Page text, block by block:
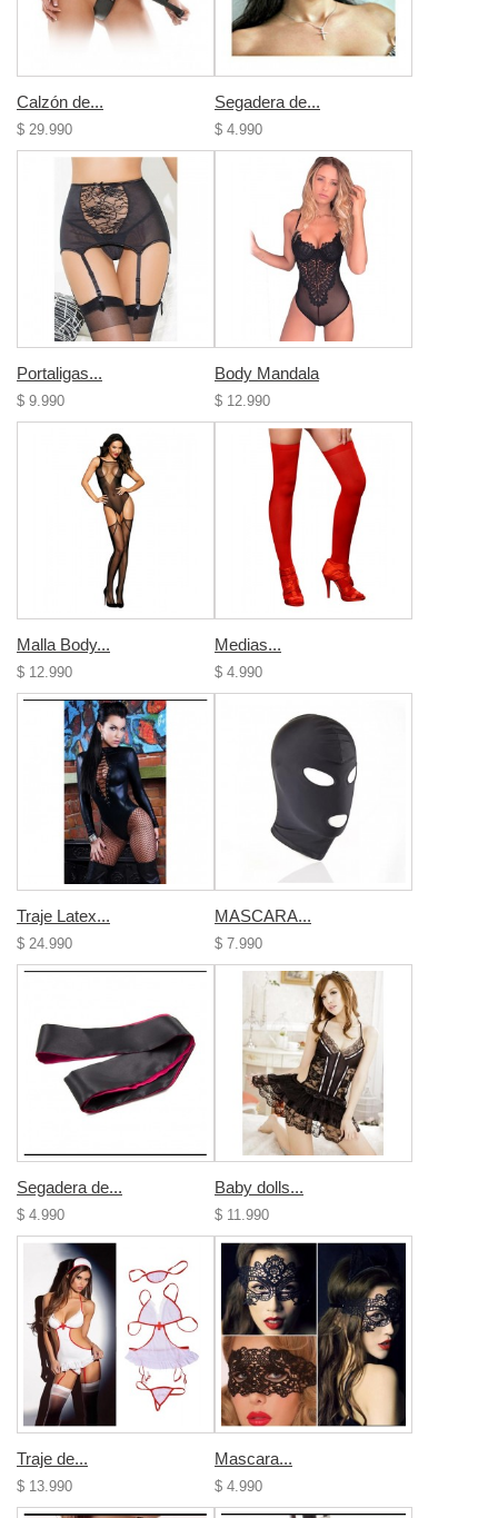
Calzón de...
$ 29.990
Segadera de...
$ 4.990
Portaligas...
$ 9.990
Body Mandala
$ 12.990
Malla Body...
$ 12.990
Medias...
$ 4.990
Traje Latex...
$ 24.990
MASCARA...
$ 7.990
Segadera de...
$ 4.990
Baby dolls...
$ 11.990
Traje de...
$ 13.990
Mascara...
$ 4.990